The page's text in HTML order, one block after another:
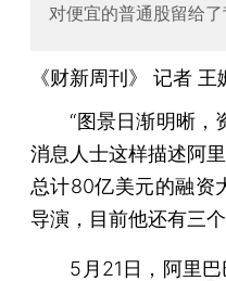
对便宜的普通股留给
《财新周刊》 记者 王
“图景日渐明晰，资
消息人士这样描述阿
总计80亿美元的融资
导演，目前他还有三个
5月21日，阿里巴